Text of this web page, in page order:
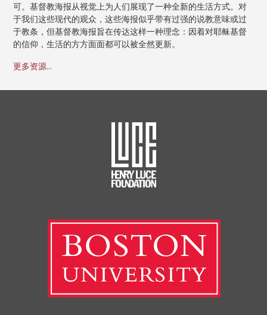
可。基督教海报从视觉上为人们展现了一种全新的生活方式。对
于我们这些现代的观众，这些海报似乎带有过强的说教意味或过
于教条，但基督教海报旨在传达这样一种理念：因着对耶稣基督
的信仰，生活的方方面面都可以被全然更新。
更多资源...